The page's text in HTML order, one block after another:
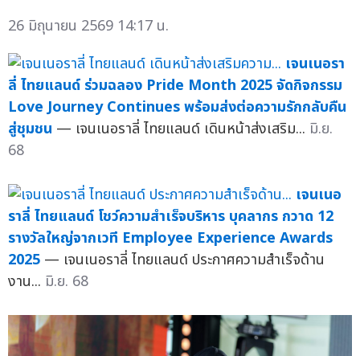
26 มิถุนายน 2569 14:17 น.
เจนเนอรา
ลี่ ไทยแลนด์ ร่วมฉลอง Pride Month 2025 จัดกิจกรรม
Love Journey Continues พร้อมส่งต่อความรักกลับคืน
สู่ชุมชน — เจนเนอราลี่ ไทยแลนด์ เดินหน้าส่งเสริม... มิ.ย.
68
เจนเนอ
ราลี่ ไทยแลนด์ โชว์ความสำเร็จบริหาร บุคลากร กวาด 12
รางวัลใหญ่จากเวที Employee Experience Awards
2025 — เจนเนอราลี่ ไทยแลนด์ ประกาศความสำเร็จด้าน
งาน... มิ.ย. 68